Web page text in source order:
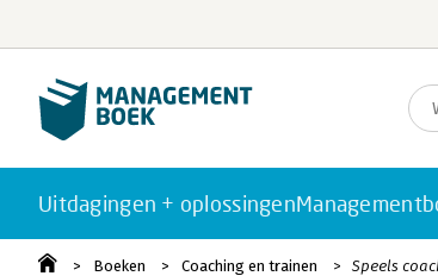
Uitdagingen + oplossingen
Boeken Coaching en trainen Speels